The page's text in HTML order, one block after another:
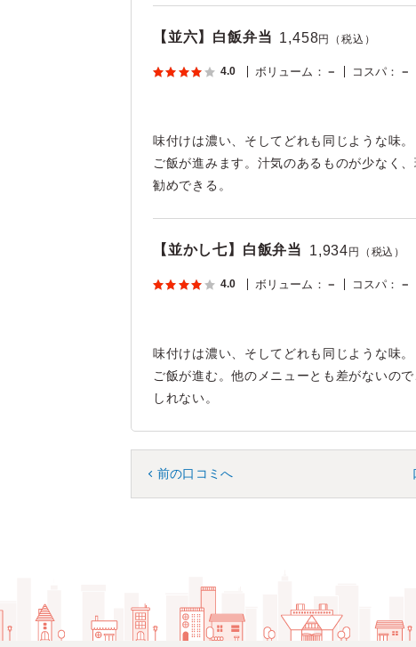
【並六】白飯弁当 1,458円（税込）
4.0 ボリューム ： － コスパ ： －
味付けは濃い、そしてどれも同じような味
ご飯が進みます。汁気のあるものが少なく
勧めできる。
【並かし七】白飯弁当 1,934 円（税込）
4.0 ボリューム ： － コスパ ： －
味付けは濃い、そしてどれも同じような味
ご飯が進む。他のメニューとも差がないの
しれない。
前の口コミへ